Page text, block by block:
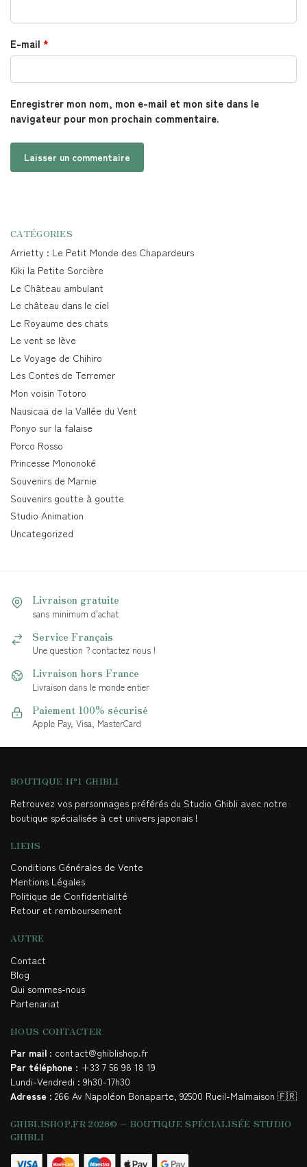
E-mail *
Enregistrer mon nom, mon e-mail et mon site dans le
navigateur pour mon prochain commentaire.
CATÉGORIES
Arrietty : Le Petit Monde des Chapardeurs
Kiki la Petite Sorcière
Le Château ambulant
Le château dans le ciel
Le Royaume des chats
Le vent se lève
Le Voyage de Chihiro
Les Contes de Terremer
Mon voisin Totoro
Nausicaä de la Vallée du Vent
Ponyo sur la falaise
Porco Rosso
Princesse Mononoké
Souvenirs de Marnie
Souvenirs goutte à goutte
Studio Animation
Uncategorized
Livraison gratuite
sans minimum d'achat
Service Français
Une question ? contactez nous !
Livraison hors France
Livraison dans le monde entier
Paiement 100% sécurisé
Apple Pay, Visa, MasterCard
BOUTIQUE N°1 GHIBLI
Retrouvez vos personnages préférés du Studio Ghibli avec notre
boutique spécialisée à cet univers japonais !
LIENS
Conditions Générales de Vente
Mentions Légales
Politique de Confidentialité
Retour et remboursement
AUTRE
Contact
Blog
Qui sommes-nous
Partenariat
NOUS CONTACTER
Par mail : contact@ghiblishop.fr
Par téléphone : +33 7 56 98 18 19
Lundi-Vendredi : 9h30-17h30
Adresse : 266 Av Napoléon Bonaparte, 92500 Rueil-Malmaison 🇫🇷
GHIBLISHOP.FR 2026© – BOUTIQUE SPÉCIALISÉE STUDIO
GHIBLI